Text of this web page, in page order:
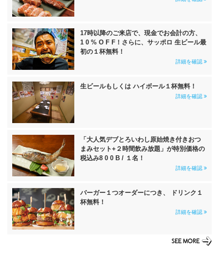
17時以降のご来店で、現金でお会計の方、
1 0 % O F F！さらに、サッポロ 生ビール最
初の１杯無料！
詳細を確認
生ビールもしくは ハイボール１杯無料！
詳細を確認
「大人気デブとろいわし原始焼き付きおつ
まみセット+２時間飲み放題」が特別価格の
税込み8 0 0 B / １名！
詳細を確認
バーガー１つオーダーにつき、 ドリンク１
杯無料！
詳細を確認
SEE MORE